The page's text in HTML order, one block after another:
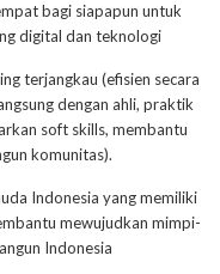
bagi siapapun untuk
digital dan teknologi
terjangkau (efisien secara
dengan ahli, praktik
soft skills, membantu
komunitas).
Indonesia yang memiliki
mewujudkan mimpi-
Indonesia